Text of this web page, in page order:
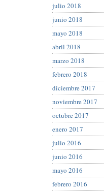
julio 2018
junio 2018
mayo 2018
abril 2018
marzo 2018
febrero 2018
diciembre 2017
noviembre 2017
octubre 2017
enero 2017
julio 2016
junio 2016
mayo 2016
febrero 2016